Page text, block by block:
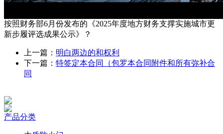
按照财务部6月份发布的《2025年度地方财务支撑实施城市更
新步履评选成果公示》？
上一篇： 明白两边的和权利
下一篇： 特签定本合同（包罗本合同附件和所有弥补合
同
产品分类